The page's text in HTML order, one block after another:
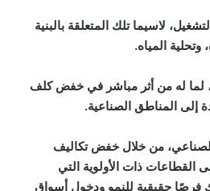
لاسيما تلك المتعلقة بالبنية
المياه.
لما له من أثر مباشر في خفض كلف
إلى المناطق الصناعية.
الصناعي، من خلال خفض تكاليف
القطاعات ذات الأولوية التي
فرصًا حقيقية للنمو ودخول أسواق